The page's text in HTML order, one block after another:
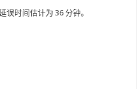
误时间估计为 36 分钟。